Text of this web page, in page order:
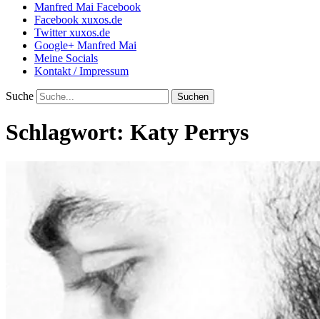
Manfred Mai Facebook
Facebook xuxos.de
Twitter xuxos.de
Google+ Manfred Mai
Meine Socials
Kontakt / Impressum
Suche
Schlagwort: Katy Perrys